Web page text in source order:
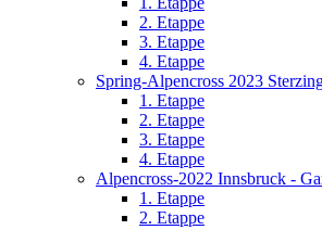
2. Etappe
3. Etappe
4. Etappe
Spring-Alpencross 2023
1. Etappe
2. Etappe
3. Etappe
4. Etappe
Alpencross-2022 Innsbruck -
1. Etappe
2. Etappe